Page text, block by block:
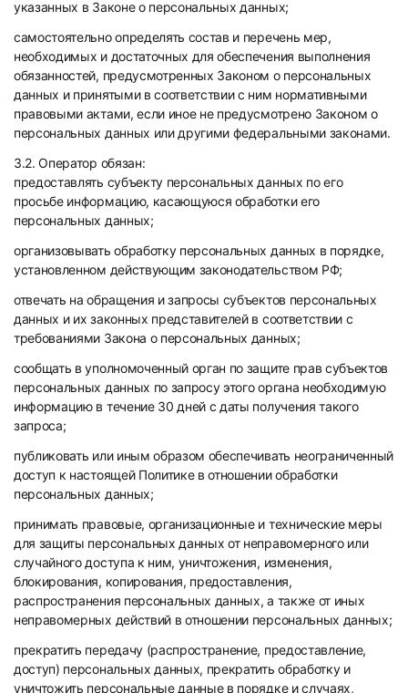
указанных в Законе о персональных данных;
самостоятельно определять состав и перечень мер,
необходимых и достаточных для обеспечения выполнения
обязанностей, предусмотренных Законом о персональных
данных и принятыми в соответствии с ним нормативными
правовыми актами, если иное не предусмотрено Законом о
персональных данных или другими федеральными законами.
3.2. Оператор обязан:
предоставлять субъекту персональных данных по его
просьбе информацию, касающуюся обработки его
персональных данных;
организовывать обработку персональных данных в порядке,
установленном действующим законодательством РФ;
отвечать на обращения и запросы субъектов персональных
данных и их законных представителей в соответствии с
требованиями Закона о персональных данных;
сообщать в уполномоченный орган по защите прав субъектов
персональных данных по запросу этого органа необходимую
информацию в течение 30 дней с даты получения такого
запроса;
публиковать или иным образом обеспечивать неограниченный
доступ к настоящей Политике в отношении обработки
персональных данных;
принимать правовые, организационные и технические меры
для защиты персональных данных от неправомерного или
случайного доступа к ним, уничтожения, изменения,
блокирования, копирования, предоставления,
распространения персональных данных, а также от иных
неправомерных действий в отношении персональных данных;
прекратить передачу (распространение, предоставление,
доступ) персональных данных, прекратить обработку и
уничтожить персональные данные в порядке и случаях,